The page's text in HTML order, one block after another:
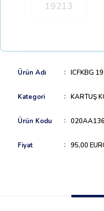
Ürün Adı ICFKBG
Kategori KARTUŞ
Ürün Kodu
Fiyat 95,00